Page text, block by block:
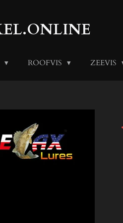
ROOFVIS ZEEVIS